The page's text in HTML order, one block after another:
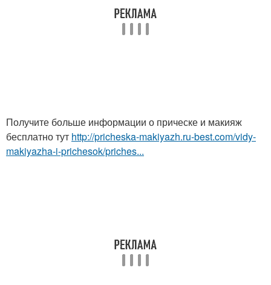
Получите больше информации о прическе и макияж
бесплатно тут http://pricheska-makiyazh.ru-best.com/vidy-
makiyazha-i-prichesok/priches...